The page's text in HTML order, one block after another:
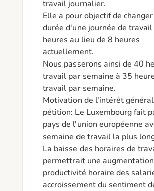
travail journalier.
Elle a pour objectif de
durée d'une journée de travail
heures au lieu de 8 heures
actuellement.
Nous passerons ainsi de 40
travail par semaine à 35
travail par semaine.
Motivation de l'intérêt
pétition: Le Luxembourg fait
pays de l'union européenne
semaine de travail la plus
La baisse des horaires de
permettrait une
productivité horaire des
accroissement du sentiment